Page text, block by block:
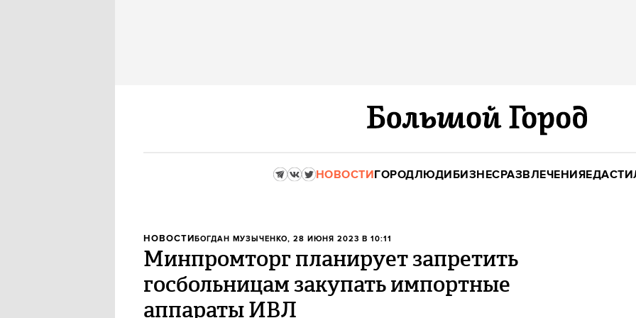
НОВОСТИГОРОДЛЮДИБИЗНЕСРАЗВЛЕЧЕНИЯЕДА
НОВОСТИБОГДАН МУЗЫЧЕНКО, 28 ИЮНЯ 2023 В 10:11
Минпромторг планирует запретить
госбольницам закупать импортные
аппараты ИВЛ